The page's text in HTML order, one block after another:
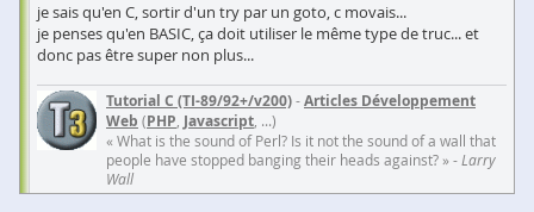
je sais qu'en C, sortir d'un try par un goto, c movais...
je penses qu'en BASIC, ça doit utiliser le même type de truc... et
donc pas être super non plus...
Tutorial C (TI-89/92+/v200)-Articles Développement
Web (PHP Javascript , ...)
« What is the sound of Perl? Is it not the sound of a wall that
people have stopped banging their heads against? » -Larry
Wall